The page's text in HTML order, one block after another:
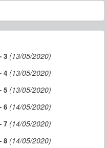
3 (13/05/2020)
4 (13/05/2020)
5 (13/05/2020)
6 (14/05/2020)
7 (14/05/2020)
8 (14/05/2020)